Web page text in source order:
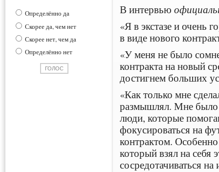
Определённо да
Скорее да, чем нет
Скорее нет, чем да
Определённо нет
В интервью
«Я в экстазе и очень
в виде нового
«У меня не было
контракта на новый
достигнем больших
«Как только мне
размышлял. Мне было
люди, которые
фокусироваться на
контрактом.
который взял на себя
сосредотачиваться на